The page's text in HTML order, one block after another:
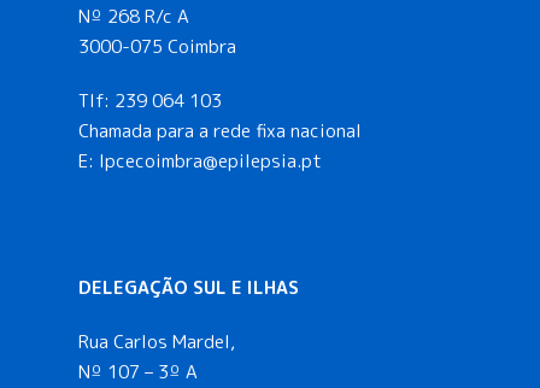
Nº 268 R/c A
3000-075 Coimbra
Tlf: 239 064 103
Chamada para a rede fixa nacional
E: lpcecoimbra@epilepsia.pt
DELEGAÇÃO SUL E ILHAS
Rua Carlos Mardel,
Nº 107 – 3º A